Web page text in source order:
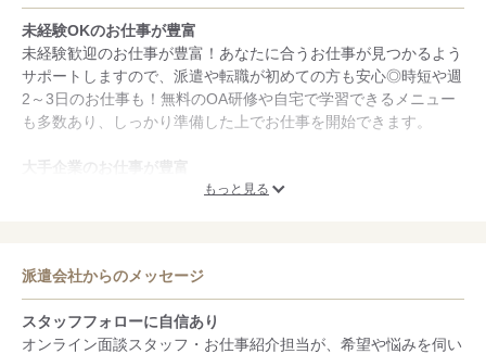
＜研修、資格支援制度＞
●インターネットを利用したeラーニング｢ELAN｣
●無料OAセミナー
●キャリアコンサルティング
●ベルリッツやECCなどの英会話スクール､TAC･LEC･大原など資
未経験OKのお仕事が豊富
未経験歓迎のお仕事が豊富！あなたに合うお仕事が見つかるよう
サポートしますので、派遣や転職が初めての方も安心◎時短や週
2～3日のお仕事も！無料のOA研修や自宅で学習できるメニュー
も多数あり、しっかり準備した上でお仕事を開始できます。
大手企業のお仕事が豊富
大手企業や人気の企業で働くチャンス！リクルート、三菱商事、
の職場もアリ♪
紹介予定派遣のお仕事が豊富
派遣スタッフとして最長6ヶ月就業した後、企業とあなたの合意
もっと見る
派遣会社からのメッセージ
スタッフフォローに自信あり
オンライン面談スタッフ・お仕事紹介担当が、希望や悩みを伺い